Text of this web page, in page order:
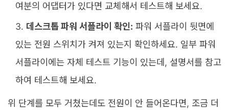
여분의 어댑터가 있다면 교체해서 테스트해 보세요.
데스크톱 파워 서플라이 확인: 파워 서플라이 뒷면에
있는 전원 스위치가 켜져 있는지 확인하세요. 일부 파워
서플라이에는 자체 테스트 기능이 있는데, 설명서를 참고
하여 테스트해 보세요.
위 단계를 모두 거쳤는데도 전원이 안 들어온다면, 조금 더